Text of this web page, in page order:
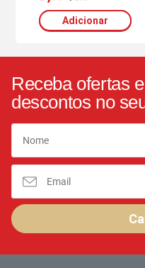
Adicionar
Receba ofertas e
descontos no